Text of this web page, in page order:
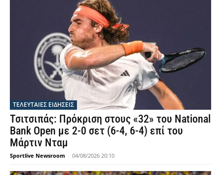
ΤΕΛΕΥΤΑΙΕΣ ΕΙΔΗΣΕΙΣ
Τσιτσιπάς: Πρόκριση στους «32» του National
Bank Open με 2-0 σετ (6-4, 6-4) επί του
Μάρτιν Νταμ
Sportlive Newsroom - 04/08/2026 20:10